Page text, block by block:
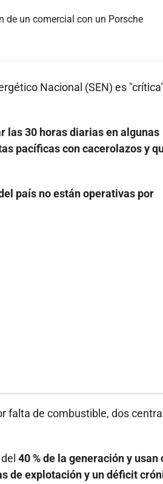
de un comercial con un Porsche
Nacional (SEN) es
las 30 horas diarias en algunas
pacíficas con cacerolazos y
país no están operativas por
falta de combustible, dos
40 % de la generación y usan
de explotación y un déficit